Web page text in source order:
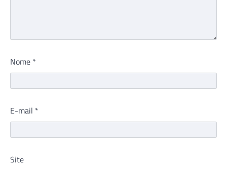
Nome *
E-mail *
Site